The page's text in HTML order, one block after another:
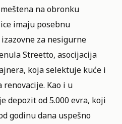
na obronku
imaju posebnu
za nesigurne
Streetto, asocijacija
koja selektuje kuće i
renovacije. Kao i u
depozit od 5.000 evra, koji
godinu dana uspešno